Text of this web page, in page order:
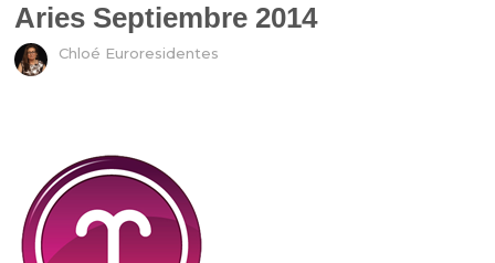
Aries Septiembre 2014
Chloé Euroresidentes